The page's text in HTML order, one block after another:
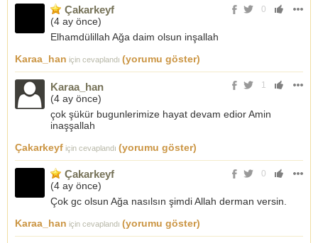
0
Çakarkeyf
(4 ay önce)
Elhamdülillah Ağa daim olsun inşallah
Karaa_han için cevaplandı (yorumu göster)
1
Karaa_han
(4 ay önce)
çok şükür bugunlerimize hayat devam edior Amin
inaşşallah
Çakarkeyf için cevaplandı (yorumu göster)
0
Çakarkeyf
(4 ay önce)
Çok gc olsun Ağa nasılsın şimdi Allah derman versin.
Karaa_han için cevaplandı (yorumu göster)